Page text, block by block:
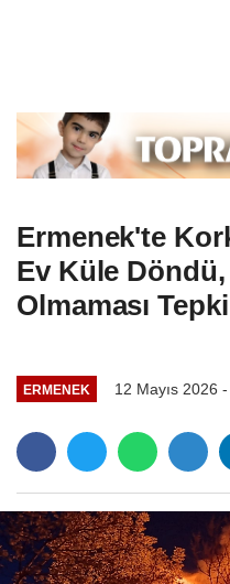
Ermenek'te
Ev Küle
Olmaması
ERMENEK 12 Mayıs 2026